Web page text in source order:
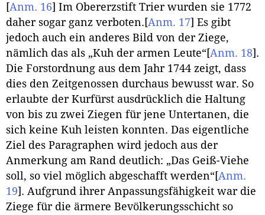
[Anm. 16] Im Obererzstift Trier wurden sie 1772
daher sogar ganz verboten. [Anm. 17] Es gibt
jedoch auch ein anderes Bild von der Ziege,
nämlich das als „Kuh der armen Leute“[Anm. 18] .
Die Forstordnung aus dem Jahr 1744 zeigt, dass
dies den Zeitgenossen durchaus bewusst war. So
erlaubte der Kurfürst ausdrücklich die Haltung
von bis zu zwei Ziegen für jene Untertanen, die
sich keine Kuh leisten konnten. Das eigentliche
Ziel des Paragraphen wird jedoch aus der
Anmerkung am Rand deutlich: „Das Geiß-Viehe
soll, so viel möglich abgeschafft werden“[Anm.
19] . Aufgrund ihrer Anpassungsfähigkeit war die
Ziege für die ärmere Bevölkerungsschicht so